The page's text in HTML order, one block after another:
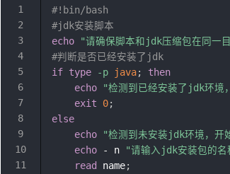
#!bin/bash
#jdk安装脚本
echo
"请确保脚本和jdk压缩包在同一
#判断是否已经安装了jdk
if type -p java;
then
echo
"检测到已经安装了jdk环境
exit
0;
else
echo
"检测到未安装jdk环境，开
echo - n "请输入jdk安装包的
read
name;